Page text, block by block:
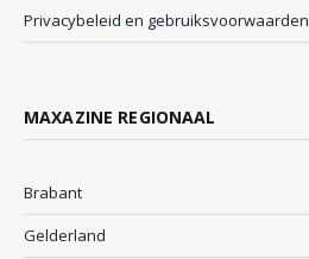
Privacybeleid en gebruiksvoorwaarden
MAXAZINE REGIONAAL
Brabant
Gelderland